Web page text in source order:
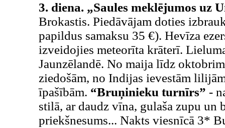
3. diena. „Saules meklējumos
Brokastis. Piedāvājam doties
papildus samaksu 35 €). Hevīza
izveidojies meteorīta krāterī.
Jaunzēlandē. No maija līdz
ziedošām, no Indijas ievestām
īpašībām. “Bruņinieku turnīrs” -
stilā, ar daudz vīna, gulaša zupu
priekšnesums... Nakts viesnīcā 3*